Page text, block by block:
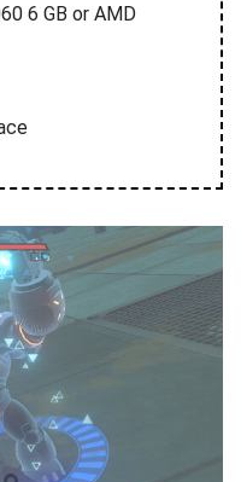
6 GB or AMD